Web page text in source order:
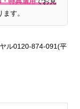
ます。
ル0120-874-091(平